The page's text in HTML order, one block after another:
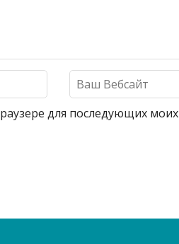
для последующих моих